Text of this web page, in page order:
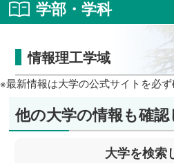
学部・学科
情報理工学域
※最新情報は大学の公式サイトを必ず
他の大学の情報も確認
大学を検索